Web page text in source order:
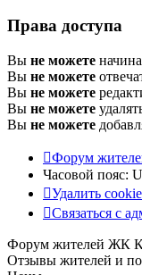
Права доступа
Вы не можете
Вы не можете
Вы не можете
Вы не можете
Вы не можете
Форум
Часовой пояс:
Удалить
Связаться с
Форум жителей ЖК
Отзывы жителей и